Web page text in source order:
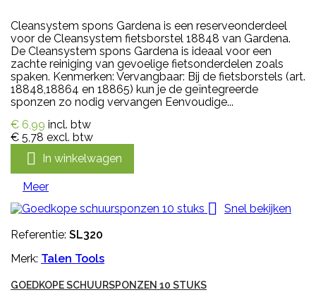
Cleansystem spons Gardena is een reserveonderdeel
voor de Cleansystem fietsborstel 18848 van Gardena.
De Cleansystem spons Gardena is ideaal voor een
zachte reiniging van gevoelige fietsonderdelen zoals
spaken. Kenmerken: Vervangbaar: Bij de fietsborstels (art.
18848,18864 en 18865) kun je de geïntegreerde
sponzen zo nodig vervangen Eenvoudige...
€ 6,99 incl. btw
€ 5,78 excl. btw
 In winkelwagen
Meer

Snel bekijken
Referentie: SL320
Merk: Talen Tools
GOEDKOPE SCHUURSPONZEN 10 STUKS